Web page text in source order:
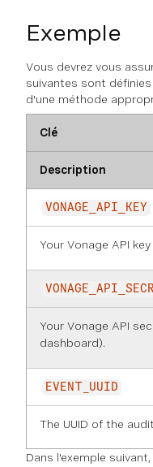
Exemple
Vous devrez vous
suivantes sont
d'une méthode
Clé
Description
VONAGE_API_KEY
Your Vonage API
Your Vonage API
dashboard).
EVENT_UUID
The UUID of the
Dans l'exemple suivant,